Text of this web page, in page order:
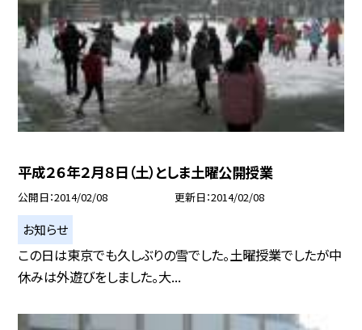
平成２６年２月８日（土）としま土曜公開授業
公開日 2014/02/08 更新日 2014/02/08
お知らせ
この日は東京でも久しぶりの雪でした。土曜授業でしたが中
休みは外遊びをしました。大...